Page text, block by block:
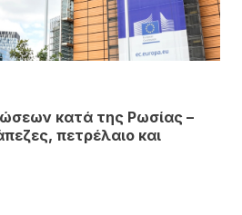
κατά της Ρωσίας –
πετρέλαιο και